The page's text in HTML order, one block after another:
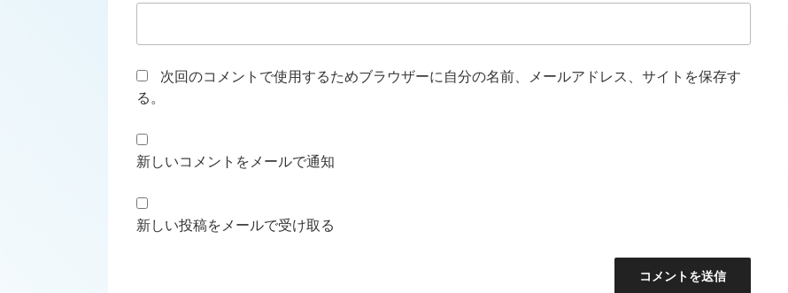
次回のコメントで使用するためブラウザーに自分の名前、メールアドレス、サイトを保存す
る。
新しいコメントをメールで通知
新しい投稿をメールで受け取る